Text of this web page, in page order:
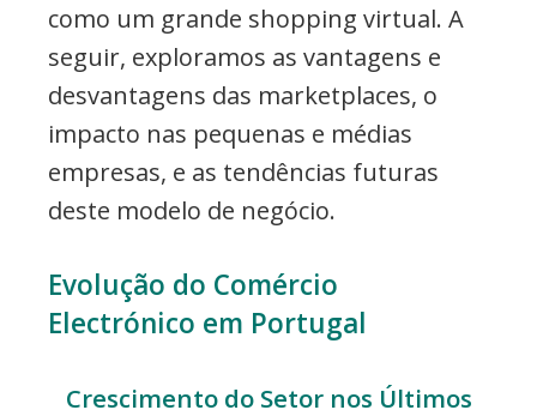
como um grande shopping virtual. A
seguir, exploramos as vantagens e
desvantagens das marketplaces, o
impacto nas pequenas e médias
empresas, e as tendências futuras
deste modelo de negócio.
Evolução do Comércio
Electrónico em Portugal
Crescimento do Setor nos Últimos